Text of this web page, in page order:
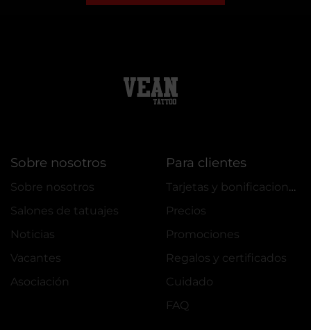
Sobre nosotros
Sobre nosotros
Salones de tatuajes
Noticias
Vacantes
Asociación
Para clientes
Tarjetas y bonificaciones
Precios
Promociones
Regalos y certificados
Cuidado
FAQ